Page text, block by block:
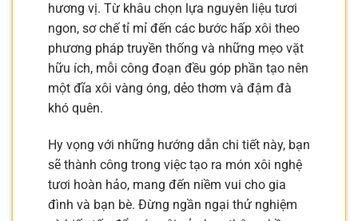
hương vị. Từ khâu chọn lựa nguyên liệu tươi
ngon, sơ chế tỉ mỉ đến các bước hấp xôi theo
phương pháp truyền thống và những mẹo vặt
hữu ích, mỗi công đoạn đều góp phần tạo nên
một đĩa xôi vàng óng, dẻo thơm và đậm đà
khó quên.
Hy vọng với những hướng dẫn chi tiết này, bạn
sẽ thành công trong việc tạo ra món xôi nghệ
tươi hoàn hảo, mang đến niềm vui cho gia
đình và bạn bè. Đừng ngần ngại thử nghiệm